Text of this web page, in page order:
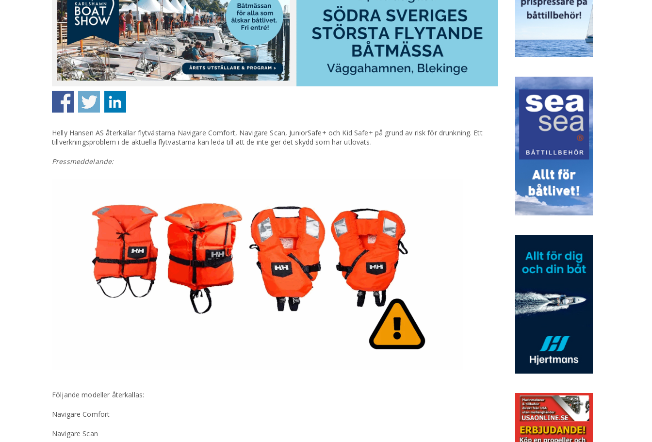
Helly Hansen AS återkallar flytvästarna Navigare Comfort, Navigare Scan, JuniorSafe+ och Kid Safe+ på grund av risk för drunkning. Ett
tillverkningsproblem i de aktuella flytvästarna kan leda till att de inte ger det skydd som har utlovats.
Pressmeddelande:
Följande modeller återkallas:
Navigare Comfort
Navigare Scan